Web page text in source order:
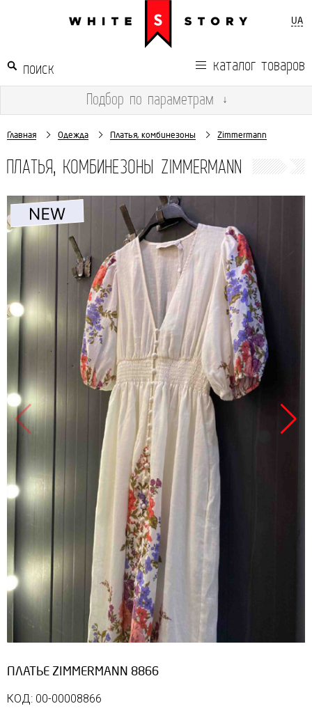
UA
каталог товаров
Подбор по параметрам ↓
Главная Одежда Платья, комбинезоны Zimmermann
ПЛАТЬЯ, КОМБИНЕЗОНЫ ZIMMERMANN
Продано
ПЛАТЬЕ ZIMMERMANN 8866
КОД: 00-00008866